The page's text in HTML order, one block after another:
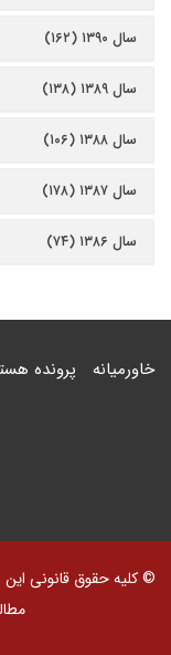
سال ۱۳۹۰ (۱۶۲)
سال ۱۳۸۹ (۱۳۸)
سال ۱۳۸۸ (۱۰۶)
سال ۱۳۸۷ (۱۷۸)
سال ۱۳۸۶ (۷۴)
خاورمیانه پرونده
© کلیه حقوق قانونی این